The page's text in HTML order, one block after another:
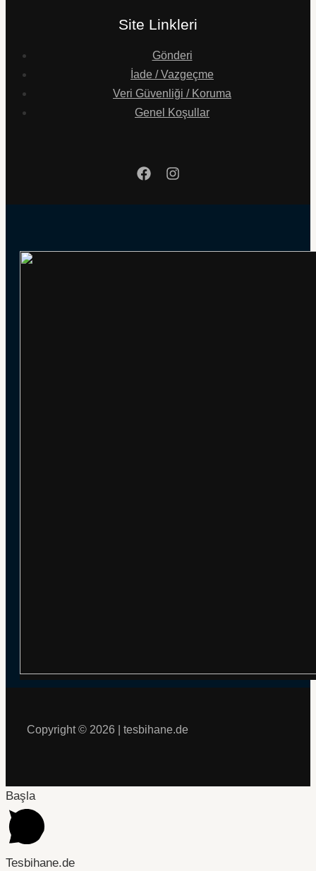
Site Linkleri
Gönderi
İade / Vazgeçme
Veri Güvenliği / Koruma
Genel Koşullar
Copyright © 2026 | tesbihane.de
Başla
Tesbihane.de